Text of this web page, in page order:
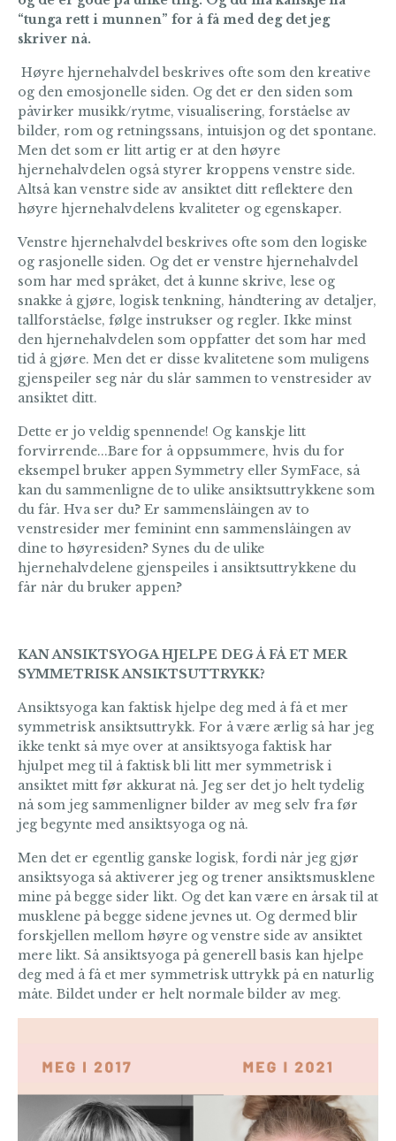
“tunga rett i munnen” for å få med deg det jeg
skriver nå.
Høyre hjernehalvdel beskrives ofte som den kreative
og den emosjonelle siden. Og det er den siden som
påvirker musikk/rytme, visualisering, forståelse av
bilder, rom og retningssans, intuisjon og det spontane.
Men det som er litt artig er at den høyre
hjernehalvdelen også styrer kroppens venstre side.
Altså kan venstre side av ansiktet ditt reflektere den
høyre hjernehalvdelens kvaliteter og egenskaper.
Venstre hjernehalvdel beskrives ofte som den logiske
og rasjonelle siden. Og det er venstre hjernehalvdel
som har med språket, det å kunne skrive, lese og
snakke å gjøre, logisk tenkning, håndtering av detaljer,
tallforståelse, følge instrukser og regler. Ikke minst
den hjernehalvdelen som oppfatter det som har med
tid å gjøre. Men det er disse kvalitetene som muligens
gjenspeiler seg når du slår sammen to venstresider av
ansiktet ditt.
Dette er jo veldig spennende! Og kanskje litt
forvirrende...Bare for å oppsummere, hvis du for
eksempel bruker appen Symmetry eller SymFace, så
kan du sammenligne de to ulike ansiktsuttrykkene som
du får. Hva ser du? Er sammenslåingen av to
venstresider mer feminint enn sammenslåingen av
dine to høyresiden? Synes du de ulike
hjernehalvdelene gjenspeiles i ansiktsuttrykkene du
får når du bruker appen?
KAN ANSIKTSYOGA HJELPE DEG Å FÅ ET MER
SYMMETRISK ANSIKTSUTTRYKK?
Ansiktsyoga kan faktisk hjelpe deg med å få et mer
symmetrisk ansiktsuttrykk. For å være ærlig så har jeg
ikke tenkt så mye over at ansiktsyoga faktisk har
hjulpet meg til å faktisk bli litt mer symmetrisk i
ansiktet mitt før akkurat nå. Jeg ser det jo helt tydelig
nå som jeg sammenligner bilder av meg selv fra før
jeg begynte med ansiktsyoga og nå.
Men det er egentlig ganske logisk, fordi når jeg gjør
ansiktsyoga så aktiverer jeg og trener ansiktsmusklene
mine på begge sider likt. Og det kan være en årsak til at
musklene på begge sidene jevnes ut. Og dermed blir
forskjellen mellom høyre og venstre side av ansiktet
mere likt. Så ansiktsyoga på generell basis kan hjelpe
deg med å få et mer symmetrisk uttrykk på en naturlig
måte. Bildet under er helt normale bilder av meg.